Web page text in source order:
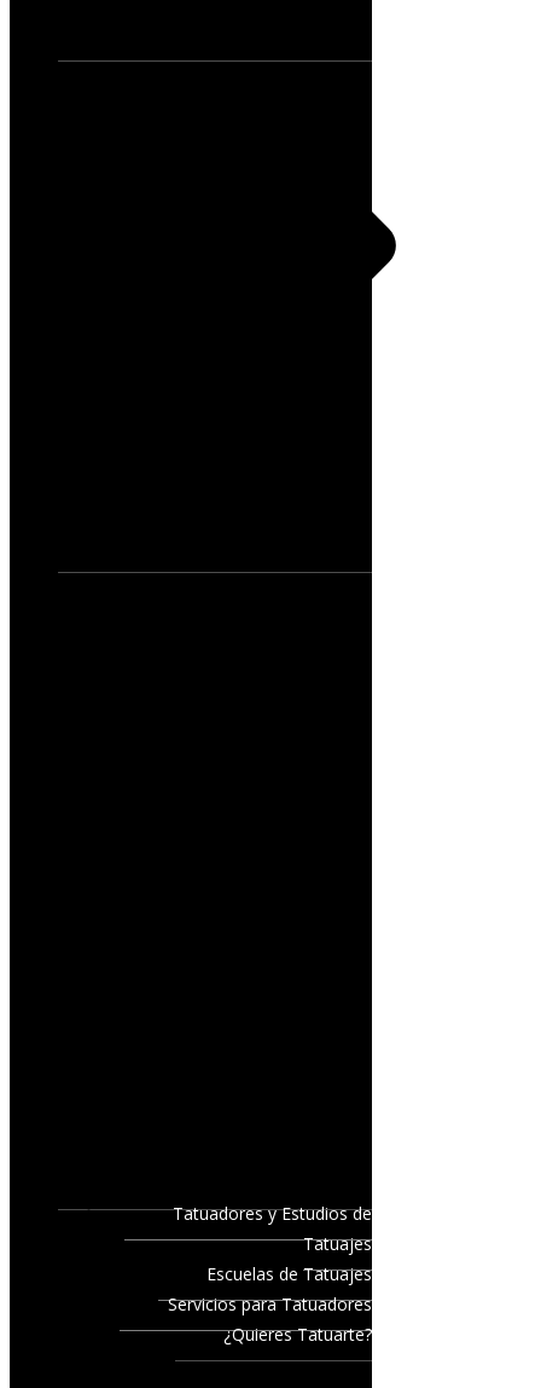
Tatuadores y Estudios de
Tatuajes
Escuelas de Tatuajes
Servicios para Tatuadores
¿Quieres Tatuarte?